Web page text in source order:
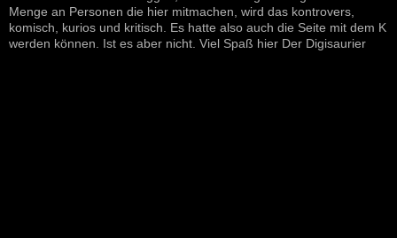
Menge an Personen die hier mitmachen, wird das kontrovers,
komisch, kurios und kritisch. Es hatte also auch die Seite mit dem K
werden können. Ist es aber nicht. Viel Spaß hier Der Digisaurier